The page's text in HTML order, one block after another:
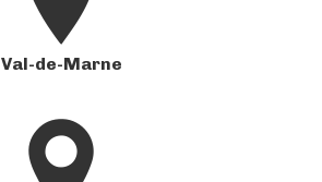
Val-de-Marne